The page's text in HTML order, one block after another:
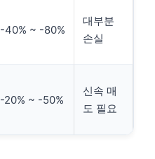
-40% ~ -80%
대부분
손실
-20% ~ -50%
신속 매
도 필요